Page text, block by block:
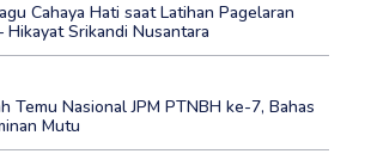
Cahaya Hati saat Latihan Pagelaran
Hikayat Srikandi Nusantara
Temu Nasional JPM PTNBH ke-7, Bahas
Mutu